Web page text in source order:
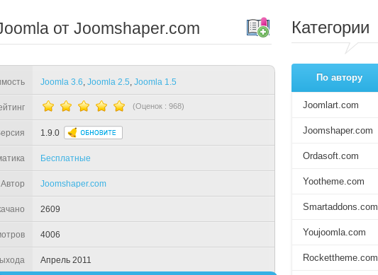
от Joomshaper.com
Joomla 3.6, Joomla 2.5, Joomla 1.5
(Оценок : 968)
1.9.0
Бесплатные
Автор Joomshaper.com
2609
4006
Апрель 2011
Категории
По автору
Joomlart.com
Joomshaper.com
Ordasoft.com
Yootheme.com
Smartaddons.com
Youjoomla.com
Rockettheme.com